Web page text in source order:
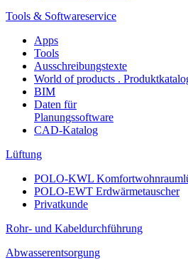
Tools & Softwareservice
Apps
Tools
Ausschreibungstexte
World of products .
BIM
Daten für
Planungssoftware
CAD-Katalog
Lüftung
POLO-KWL
POLO-EWT Erdwärmetauscher
Privatkunde
Rohr- und Kabeldurchführung
Abwasserentsorgung